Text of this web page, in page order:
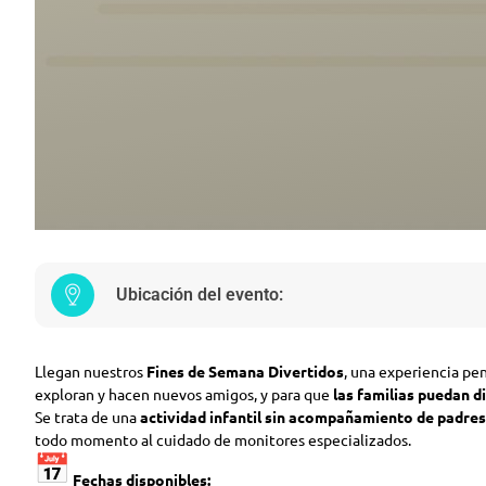
Ubicación del evento:
Llegan nuestros Fines de Semana Divertidos, una experiencia
exploran y hacen nuevos amigos, y para que las familias puedan
Se trata de unaactividad infantil sin acompañamiento de padres
todo momento al cuidado de monitores especializados.
Fechas disponibles: